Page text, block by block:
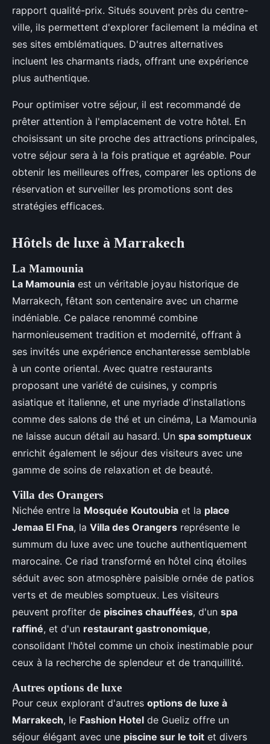
rapport qualité-prix. Situés souvent près du centre-
ville, ils permettent d'explorer facilement la médina et
ses sites emblématiques. D'autres alternatives
incluent les charmants riads, offrant une expérience
plus authentique.
Pour optimiser votre séjour, il est recommandé de
prêter attention à l'emplacement de votre hôtel. En
choisissant un site proche des attractions principales,
votre séjour sera à la fois pratique et agréable. Pour
obtenir les meilleures offres, comparer les options de
réservation et surveiller les promotions sont des
stratégies efficaces.
Hôtels de luxe à Marrakech
La Mamounia
La Mamounia est un véritable joyau historique de
Marrakech, fêtant son centenaire avec un charme
indéniable. Ce palace renommé combine
harmonieusement tradition et modernité, offrant à
ses invités une expérience enchanteresse semblable
à un conte oriental. Avec quatre restaurants
proposant une variété de cuisines, y compris
asiatique et italienne, et une myriade d'installations
comme des salons de thé et un cinéma, La Mamounia
ne laisse aucun détail au hasard. Un spa somptueux
enrichit également le séjour des visiteurs avec une
gamme de soins de relaxation et de beauté.
Villa des Orangers
Nichée entre la Mosquée Koutoubia et la place
Jemaa El Fna, la Villa des Orangers représente le
summum du luxe avec une touche authentiquement
marocaine. Ce riad transformé en hôtel cinq étoiles
séduit avec son atmosphère paisible ornée de patios
verts et de meubles somptueux. Les visiteurs
peuvent profiter de piscines chauffées, d'un spa
raffiné, et d'un restaurant gastronomique,
consolidant l'hôtel comme un choix inestimable pour
ceux à la recherche de splendeur et de tranquillité.
Autres options de luxe
Pour ceux explorant d'autres options de luxe à
Marrakech, le Fashion Hotel de Gueliz offre un
séjour élégant avec une piscine sur le toit et divers